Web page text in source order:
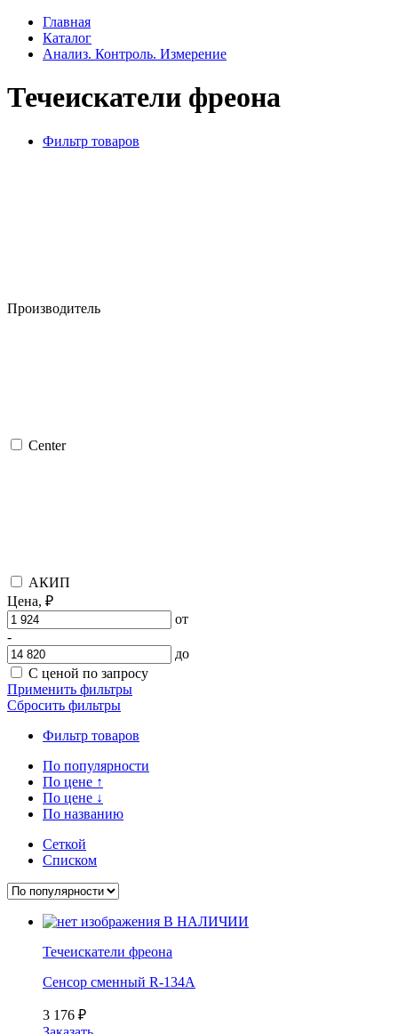
Главная
Каталог
Анализ. Контроль. Измерение
Течеискатели фреона
Фильтр товаров
Производитель
Center
АКИП
Цена, ₽
от
-
до
С ценой по запросу
Применить фильтры
Сбросить фильтры
Фильтр товаров
По популярности
По цене ↑
По цене ↓
По названию
Сеткой
Списком
В НАЛИЧИИ
Течеискатели фреона
Сенсор сменный R-134A
3 176 ₽